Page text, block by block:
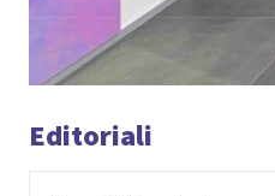
Editoriali